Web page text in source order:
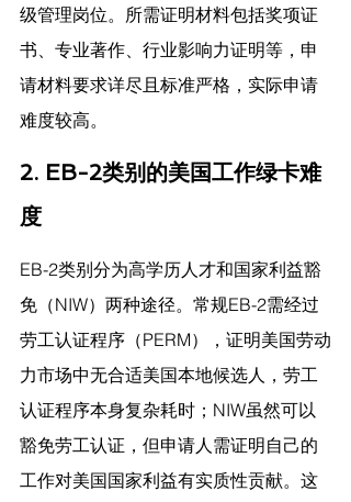
级管理岗位。所需证明材料包括奖项证
书、专业著作、行业影响力证明等，申
请材料要求详尽且标准严格，实际申请
难度较高。
2. EB-2类别的美国工作绿卡难
度
EB-2类别分为高学历人才和国家利益豁
免（NIW）两种途径。常规EB-2需经过
劳工认证程序（PERM），证明美国劳动
力市场中无合适美国本地候选人，劳工
认证程序本身复杂耗时；NIW虽然可以
豁免劳工认证，但申请人需证明自己的
工作对美国国家利益有实质性贡献。这